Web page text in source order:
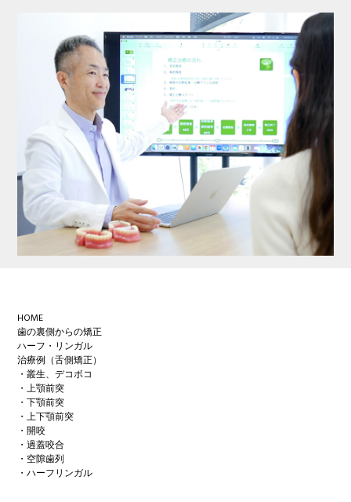
Footer
HOME
歯の裏側からの矯正
ハーフ・リンガル
治療例（舌側矯正）
・叢生、デコボコ
・上顎前突
・下顎前突
・上下顎前突
・開咬
・過蓋咬合
・空隙歯列
・ハーフリンガル